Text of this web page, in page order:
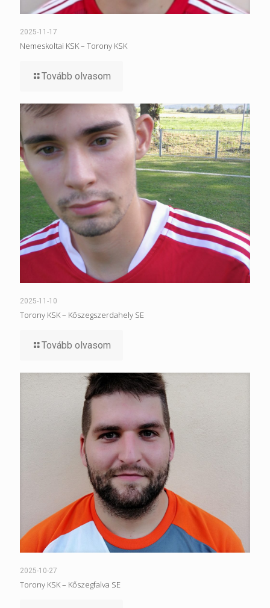
2025-11-17
Nemeskoltai KSK – Torony KSK
Tovább olvasom
2025-11-10
Torony KSK – Kőszegszerdahely SE
Tovább olvasom
2025-10-27
Torony KSK – Kőszegfalva SE